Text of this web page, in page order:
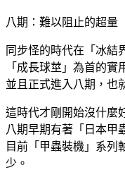
八期：難以阻止的超量
同步怪的時代在「冰結
「成長球莖」為首的實
並且正式進入八期，也
這時代才剛開始沒什麼
八期早期有著「日本甲
目前「甲蟲裝機」系列
少。